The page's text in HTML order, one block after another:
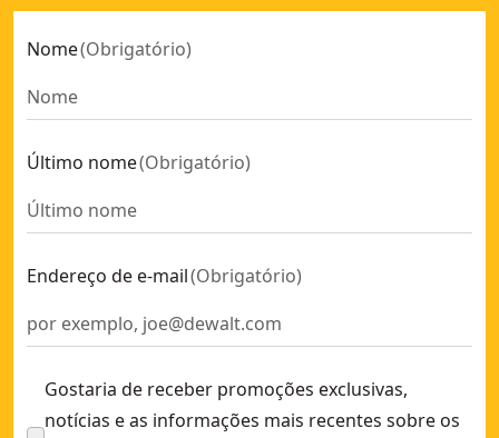
Nome(Obrigatório)
Último nome(Obrigatório)
Endereço de e-mail(Obrigatório)
Gostaria de receber promoções exclusivas,
notícias e as informações mais recentes sobre os